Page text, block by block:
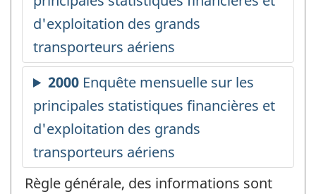
Règle générale, des informations sont